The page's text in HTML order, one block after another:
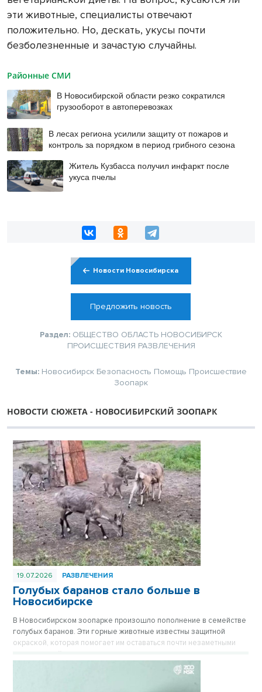
эти животные, специалисты отвечают
положительно. Но, дескать, укусы почти
безболезненные и зачастую случайны.
Районные СМИ
В Новосибирской области резко сократился
грузооборот в автоперевозках
В лесах региона усилили защиту от пожаров и
контроль за порядком в период грибного сезона
Житель Кузбасса получил инфаркт после
укуса пчелы
Новости Новосибирска
Предложить новость
Раздел: ОБЩЕСТВО ОБЛАСТЬ НОВОСИБИРСК
ПРОИСШЕСТВИЯ РАЗВЛЕЧЕНИЯ
Темы: Новосибирск Безопасность Помощь Происшествие
Зоопарк
НОВОСТИ СЮЖЕТА - НОВОСИБИРСКИЙ ЗООПАРК
19.07.2026 РАЗВЛЕЧЕНИЯ
Голубых баранов стало больше в
Новосибирске
В Новосибирском зоопарке произошло пополнение в семействе
голубых баранов. Эти горные животные известны защитной
окраской, которая помогает им оставаться почти незаметными